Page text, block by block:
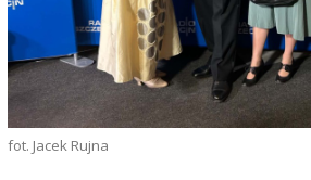
fot. Jacek Rujna